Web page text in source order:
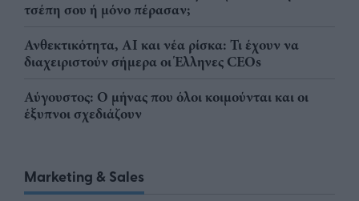
τσέπη σου ή μόνο πέρασαν;
Ανθεκτικότητα, AI και νέα ρίσκα: Τι έχουν να
διαχειριστούν σήμερα οι Έλληνες CEOs
Αύγουστος: Ο μήνας που όλοι κοιμούνται και οι
έξυπνοι σχεδιάζουν
Marketing & Sales